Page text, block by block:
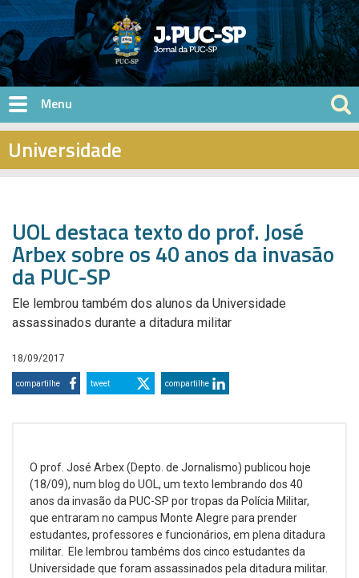
Pular para o conteúdo principal
Universidade
UOL destaca texto do prof. José
Arbex sobre os 40 anos da invasão
da PUC-SP
Ele lembrou também dos alunos da Universidade
assassinados durante a ditadura militar
18/09/2017
compartilhe tweet compartilhe
O prof. José Arbex (Depto. de Jornalismo) publicou hoje
(18/09), num blog do UOL, um texto lembrando dos 40
anos da invasão da PUC-SP por tropas da Polícia Militar,
que entraram no campus Monte Alegre para prender
estudantes, professores e funcionários, em plena ditadura
militar. Ele lembrou tambéms dos cinco estudantes da
Universidade que foram assassinados pela ditadura militar.